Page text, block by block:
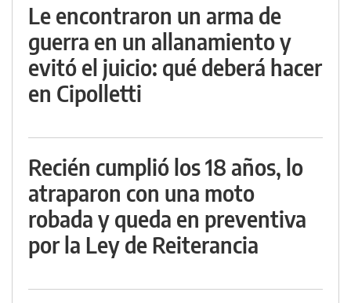
Le encontraron un arma de
guerra en un allanamiento y
evitó el juicio: qué deberá hacer
en Cipolletti
Recién cumplió los 18 años, lo
atraparon con una moto
robada y queda en preventiva
por la Ley de Reiterancia